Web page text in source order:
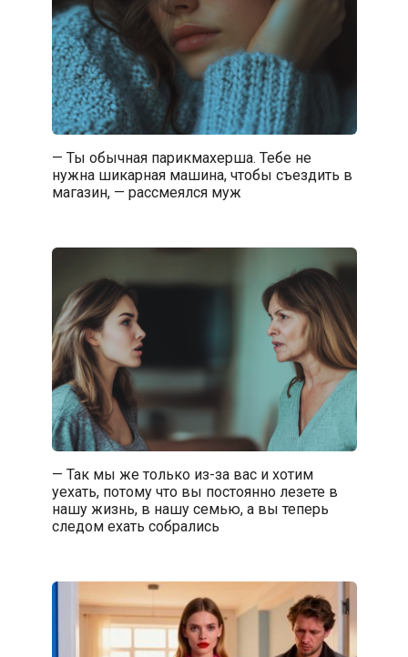
— Ты обычная парикмахерша. Тебе не
нужна шикарная машина, чтобы съездить в
магазин, — рассмеялся муж
— Так мы же только из-за вас и хотим
уехать, потому что вы постоянно лезете в
нашу жизнь, в нашу семью, а вы теперь
следом ехать собрались